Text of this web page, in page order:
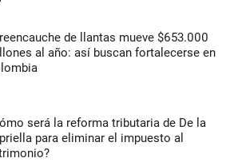
de llantas mueve $653.000
al año: así buscan fortalecerse en
será la reforma tributaria de De la
para eliminar el impuesto al